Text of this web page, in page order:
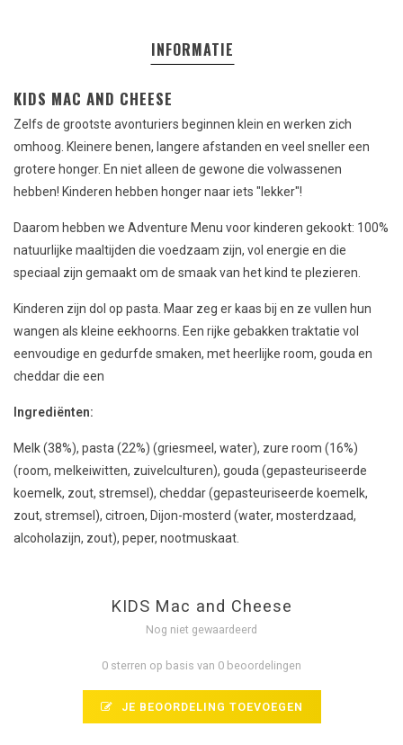
INFORMATIE
KIDS MAC AND CHEESE
Zelfs de grootste avonturiers beginnen klein en werken zich
omhoog. Kleinere benen, langere afstanden en veel sneller een
grotere honger. En niet alleen de gewone die volwassenen
hebben! Kinderen hebben honger naar iets "lekker"!
Daarom hebben we Adventure Menu voor kinderen gekookt: 100%
natuurlijke maaltijden die voedzaam zijn, vol energie en die
speciaal zijn gemaakt om de smaak van het kind te plezieren.
Kinderen zijn dol op pasta. Maar zeg er kaas bij en ze vullen hun
wangen als kleine eekhoorns. Een rijke gebakken traktatie vol
eenvoudige en gedurfde smaken, met heerlijke room, gouda en
cheddar die een
Ingrediënten:
Melk (38%), pasta (22%) (griesmeel, water), zure room (16%)
(room, melkeiwitten, zuivelculturen), gouda (gepasteuriseerde
koemelk, zout, stremsel), cheddar (gepasteuriseerde koemelk,
zout, stremsel), citroen, Dijon-mosterd (water, mosterdzaad,
alcoholazijn, zout), peper, nootmuskaat.
KIDS Mac and Cheese
Nog niet gewaardeerd
0 sterren op basis van 0 beoordelingen
JE BEOORDELING TOEVOEGEN